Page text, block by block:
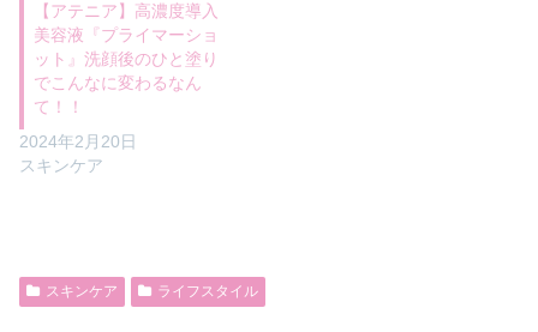
【アテニア】高濃度導入
美容液『プライマーショ
ット』洗顔後のひと塗り
でこんなに変わるなん
て！！
2024年2月20日
スキンケア
スキンケア ライフスタイル